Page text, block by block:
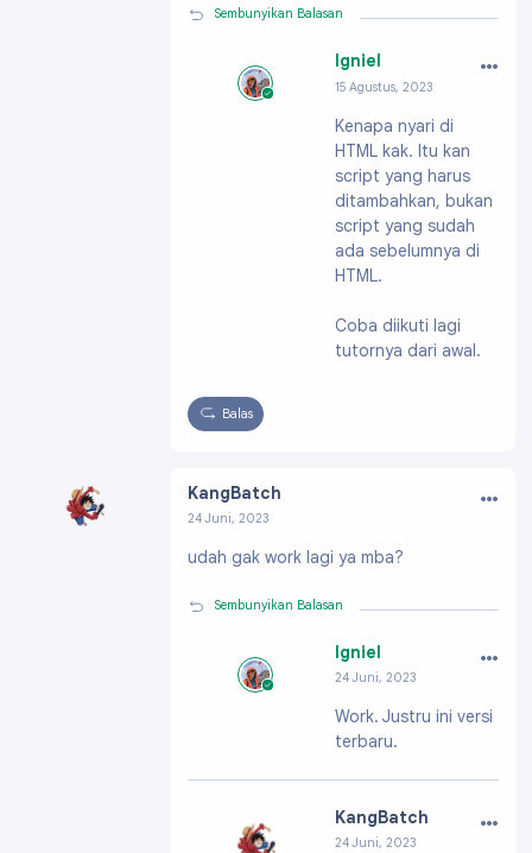
Sembunyikan Balasan
Igniel
15 Agustus, 2023
w.blogger.com/pro
file/091991703796
61896200
…
Kenapa nyari di
HTML kak. Itu kan
script yang harus
ditambahkan, bukan
script yang sudah
ada sebelumnya di
HTML.
Coba diikuti lagi
tutornya dari awal.
Balas
KangBatch
24 Juni, 2023
7900613771230339
…
udah gak work lagi ya mba?
Sembunyikan Balasan
Igniel
24 Juni, 2023
w.blogger.com/pro
file/091991703796
…
Work. Justru ini versi
terbaru.
KangBatch
24 Juni, 2023
…